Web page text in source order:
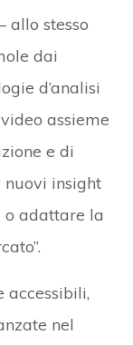
allo stesso
dai
d’analisi
assieme
e di
nuovi insight
adattare la
accessibili,
nel